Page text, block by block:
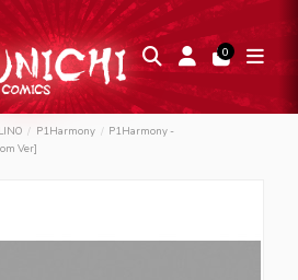
0
P1Harmony
P1Harmony -
Ver]